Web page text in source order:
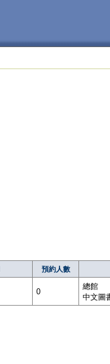
預約人數
0
總館
中文圖